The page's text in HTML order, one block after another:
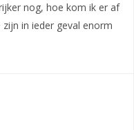
nog, hoe kom ik er af
in ieder geval enorm